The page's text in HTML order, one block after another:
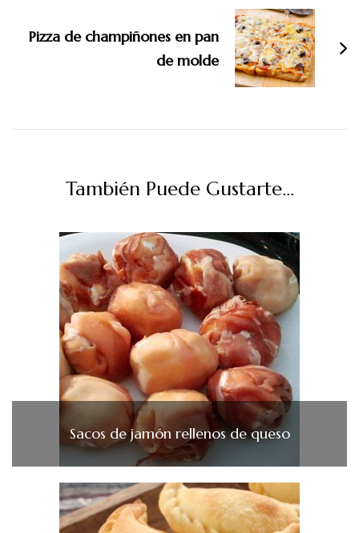
Pizza de champiñones en pan
de molde
También Puede Gustarte...
Sacos de jamón rellenos de queso